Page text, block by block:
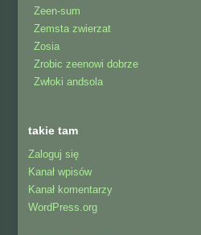
Zeen-sum
Zemsta zwierzat
Zosia
Zrobic zeenowi dobrze
Zwłoki andsola
takie tam
Zaloguj się
Kanał wpisów
Kanał komentarzy
WordPress.org